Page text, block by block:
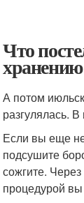
Что
хранению
А потом
разгулялась.
Если вы еще не
подсушите
сожгите.
процедурой